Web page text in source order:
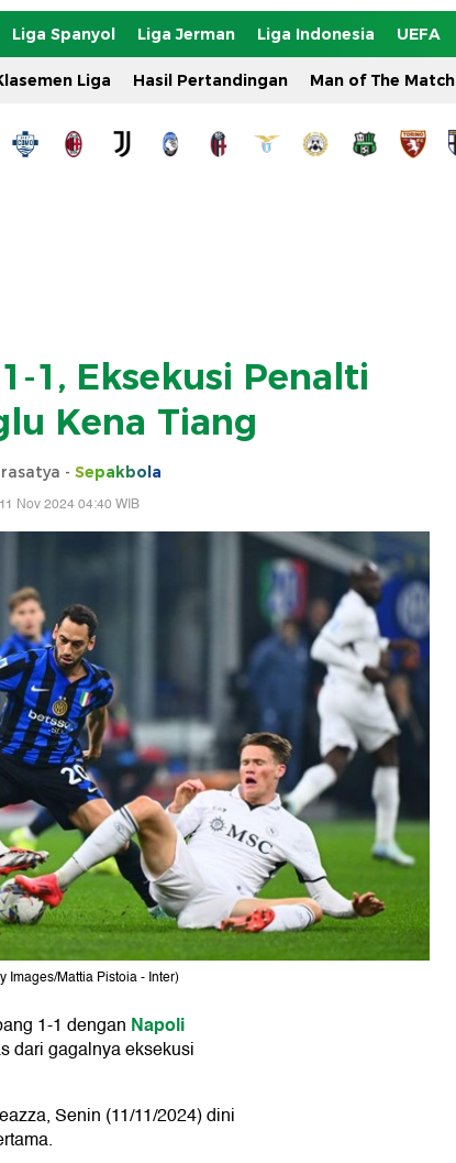
Liga Spanyol Liga Jerman Liga Indonesia UEFA
Liga Hasil Pertandingan Man of The Match
1, Eksekusi Penalti
Kena Tiang
- Sepakbola
Nov 2024 04:40 WIB
Images/Mattia Pistoia - Inter)
1-1 dengan Napoli
dari gagalnya eksekusi
Senin (11/11/2024) dini